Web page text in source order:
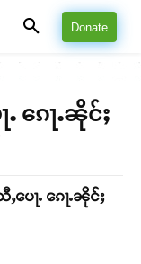
Donate
ၵေႃႉၼိုင်ႈ
ပေႃႉ ၵေႃႉၼိုင်ႈ